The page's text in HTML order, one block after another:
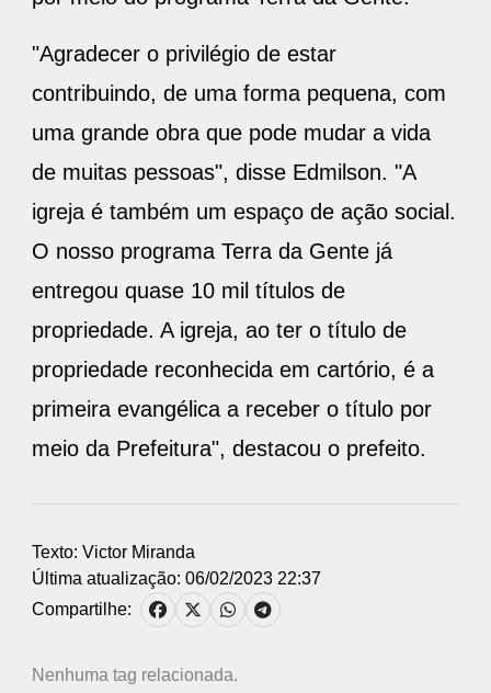
contribuindo, de uma forma pequena, com
uma grande obra que pode mudar a vida
de muitas pessoas", disse Edmilson. "A
igreja é também um espaço de ação social.
O nosso programa Terra da Gente já
entregou quase 10 mil títulos de
propriedade. A igreja, ao ter o título de
propriedade reconhecida em cartório, é a
primeira evangélica a receber o título por
meio da Prefeitura", destacou o prefeito.
Última atualização: 06/02/2023 22:37
Compartilhe: